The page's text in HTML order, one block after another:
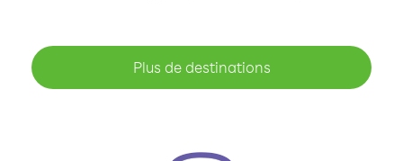
Plus de destinations